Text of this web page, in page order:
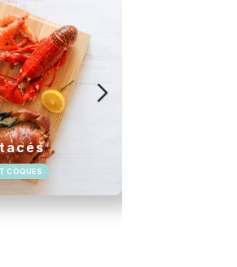
COQUES